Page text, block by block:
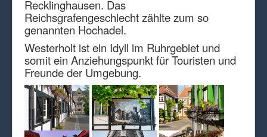
Recklinghausen. Das
Reichsgrafengeschlecht zählte zum so
genannten Hochadel.
Westerholt ist ein Idyll im Ruhrgebiet und
somit ein Anziehungspunkt für Touristen und
Freunde der Umgebung.